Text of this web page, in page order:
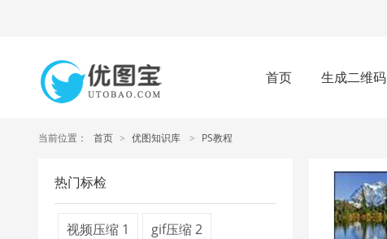
首页 生成二维码
当前位置： 首页 > 优图知识库 > PS教程
热门标检
视频压缩 1 gif压缩2